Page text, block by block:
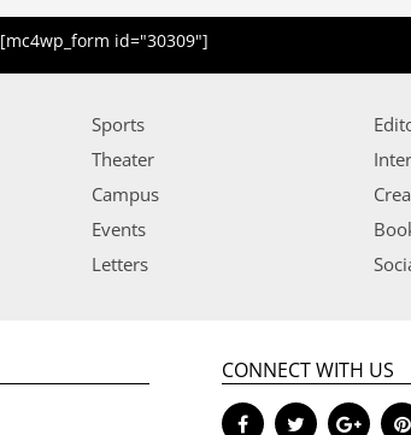
[mc4wp_form id="30309"]
Sports
Theater
Campus
Events
Letters
CONNECT WITH US